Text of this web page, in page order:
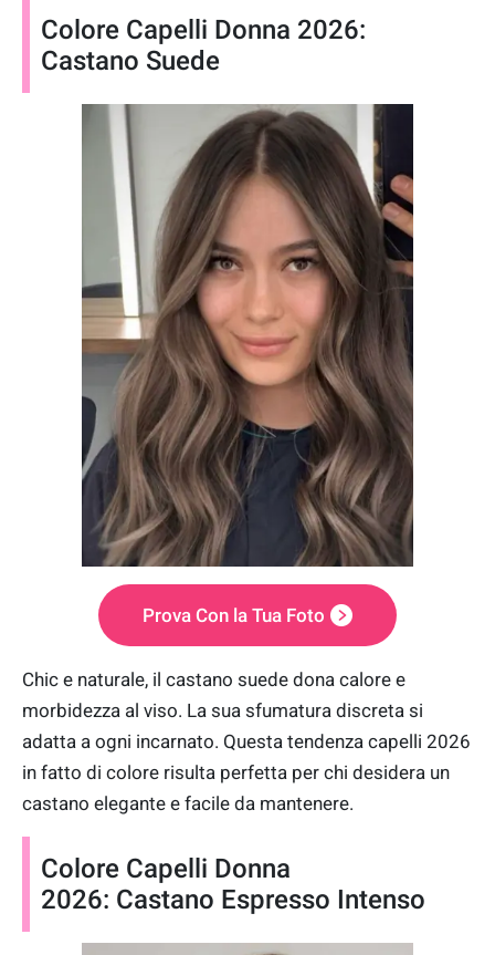
Colore Capelli Donna 2026:
Castano Suede
Prova Con la Tua Foto
Chic e naturale, il castano suede dona calore e
morbidezza al viso. La sua sfumatura discreta si
adatta a ogni incarnato. Questa tendenza capelli 2026
in fatto di colore risulta perfetta per chi desidera un
castano elegante e facile da mantenere.
Colore Capelli Donna
2026: Castano Espresso Intenso